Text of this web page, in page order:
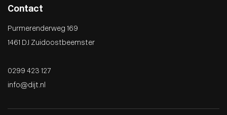
Contact
Purmerenderweg 169
1461 DJ Zuidoostbeemster
0299 423 127
info@dijt.nl